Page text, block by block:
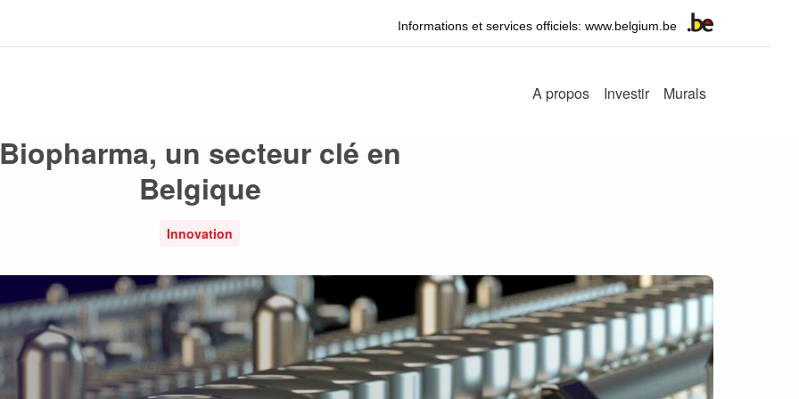
Informations et services officiels: www.belgium.be
A propos Investir Murals
Biopharma, un secteur clé en
Belgique
Innovation